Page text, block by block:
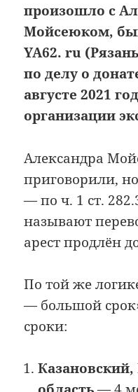
произошло с
Мойсеюком,
YA62. ru
по делу о
августе 2021
организации
Александра
приговорили,
— по ч. 1 ст.
называют
арест продлён
По той же
— большой
сроки: